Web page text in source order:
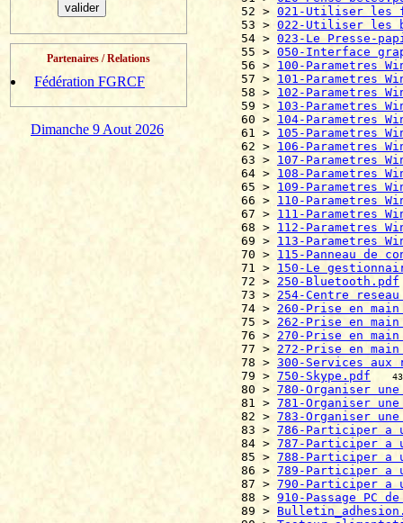
Partenaires / Relations
Fédération FGRCF
Dimanche 9 Aout 2026
52 > 021-Utiliser les
53 > 022-Utiliser les
54 > 023-Le Presse-
55 > 050-Interface
56 > 100-Parametres
57 > 101-Parametres
58 > 102-Parametres
59 > 103-Parametres
60 > 104-Parametres
61 > 105-Parametres
62 > 106-Parametres
63 > 107-Parametres
64 > 108-Parametres
65 > 109-Parametres
66 > 110-Parametres
67 > 111-Parametres
68 > 112-Parametres
69 > 113-Parametres
70 > 115-Panneau de
71 > 150-Le
72 > 250-Bluetooth.pdf
73 > 254-Centre
74 > 260-Prise en
75 > 262-Prise en
76 > 270-Prise en
77 > 272-Prise en
78 > 300-Services
79 > 750-Skype.pdf
80 > 780-Organiser
81 > 781-Organiser
82 > 783-Organiser
83 > 786-Participer a
84 > 787-Participer a
85 > 788-Participer a
86 > 789-Participer a
87 > 790-Participer a
88 > 910-Passage PC
89 >